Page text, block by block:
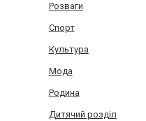
Розваги
Спорт
Культура
Мода
Родина
Дитячий розділ